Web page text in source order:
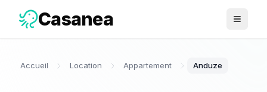
Casanea Ouvrir
Accueil Location Appartement Anduze